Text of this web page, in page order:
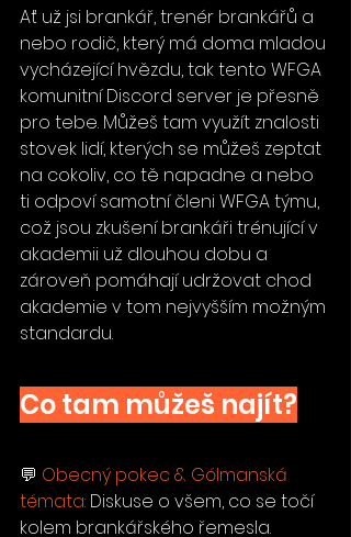
Ať už jsi brankář, trenér brankářů a
nebo rodič, který má doma mladou
vycházející hvězdu, tak tento WFGA
komunitní Discord server je přesně
pro tebe. Můžeš tam využít znalosti
stovek lidí, kterých se můžeš zeptat
na cokoliv, co tě napadne a nebo
ti odpoví samotní členi WFGA týmu,
což jsou zkušení brankáři trénující v
akademii už dlouhou dobu a
zároveň pomáhají udržovat chod
akademie v tom nejvyšším možným
standardu.
Co tam můžeš najít?
💬 Obecný pokec & Gólmanská
témata: Diskuse o všem, co se točí
kolem brankářského řemesla.